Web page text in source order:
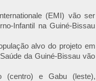
(EMI) vão ser
Infantil na Guiné-Bissau
alvo do projeto em
da Guiné-Bissau vão
(centro) e Gabu (leste),